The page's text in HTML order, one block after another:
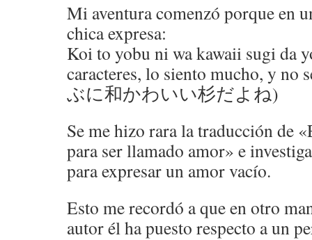
Mi aventura comenzó porque en
chica expresa:
Koi to yobu ni wa kawaii sugi da
caracteres, lo siento mucho, y no
ぶに和かわいい杉だよね)
Se me hizo rara la traducción de
para ser llamado amor» e
para expresar un amor vacío.
Esto me recordó a que en otro
autor él ha puesto respecto a un